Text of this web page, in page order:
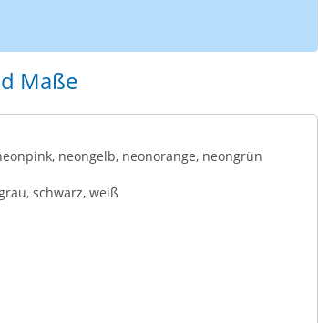
Maße
neongelb, neonorange, neongrün
schwarz, weiß